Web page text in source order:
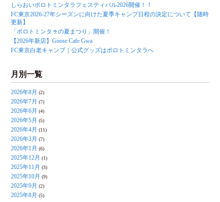
しらおいポロトミンタラフェスティバル2026開催！！
FC東京2026-27年シーズンに向けた夏季キャンプ日程の決定について【随時
更新】
「ポロトミンタㇻの夏まつり」開催！
【2026年新店】Goose Cafe Gwa
FC東京白老キャンプ｜公式グッズはポロトミンタラへ
月別一覧
2026年8月 (2)
2026年7月 (7)
2026年6月 (4)
2026年5月 (5)
2026年4月 (11)
2026年3月 (7)
2026年1月 (6)
2025年12月 (1)
2025年11月 (3)
2025年10月 (9)
2025年9月 (2)
2025年8月 (5)